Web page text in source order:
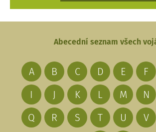
Abecední seznam všech
A B C D E F
I
J K L M N
Q
R S T U V